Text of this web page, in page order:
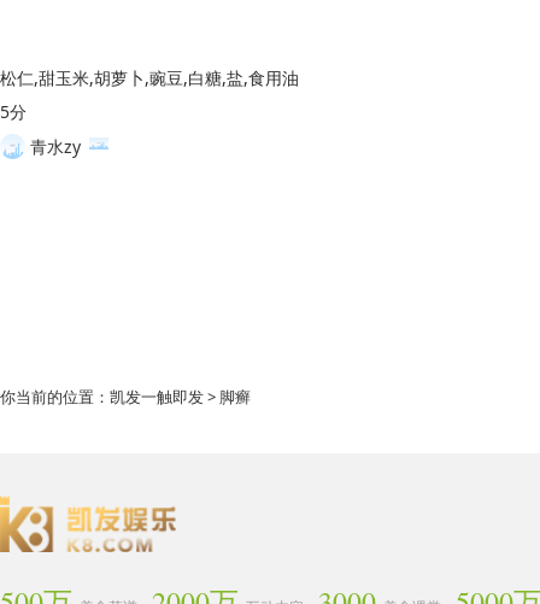
松仁,甜玉米,胡萝卜,豌豆,白糖,盐,食用油
5分
青水zy
你当前的位置： 凯发一触即发> 脚癣